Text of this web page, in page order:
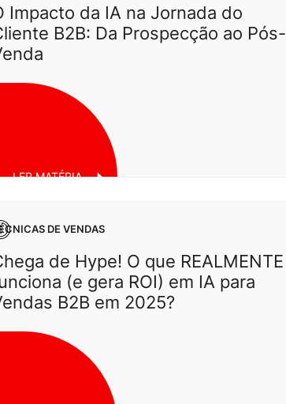
25 de junho de 2025
Impacto da IA na Jornada do
B2B: Da Prospecção ao Pós-
LER MATÉRIA
10 de junho de 2025
DE VENDAS
de Hype! O que REALMENTE
(e gera ROI) em IA para
B2B em 2025?